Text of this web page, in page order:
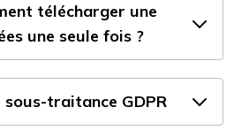
télécharger une
une seule fois ?
sous-traitance GDPR